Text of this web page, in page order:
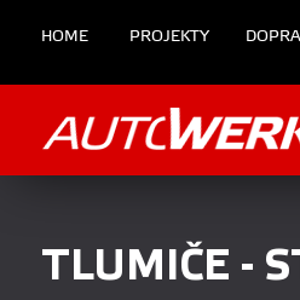
HOME PROJEKTY
TLUMIČE -